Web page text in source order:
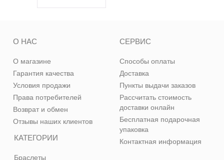
КАТЕГОРИИ
Браслеты
О НАС
О магазине
Гарантия качества
Условия продажи
Права потребителей
Возврат и обмен
Отзывы наших клиентов
СЕРВИС
Способы оплаты
Доставка
Пункты выдачи заказов
Рассчитать стоимость
доставки онлайн
Бесплатная подарочная
упаковка
Контактная информация